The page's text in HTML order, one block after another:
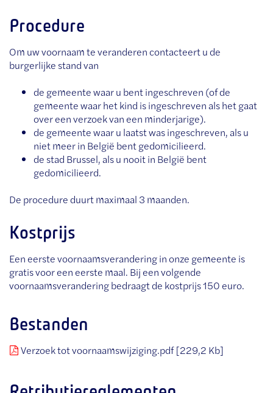
Procedure
Om uw voornaam te veranderen contacteert u de
burgerlijke stand van
de gemeente waar u bent ingeschreven (of de
gemeente waar het kind is ingeschreven als het gaat
over een verzoek van een minderjarige).
de gemeente waar u laatst was ingeschreven, als u
niet meer in België bent gedomicilieerd.
de stad Brussel, als u nooit in België bent
gedomicilieerd.
De procedure duurt maximaal 3 maanden.
Kostprijs
Een eerste voornaamsverandering in onze gemeente is
gratis voor een eerste maal. Bij een volgende
voornaamsverandering bedraagt de kostprijs 150 euro.
Bestanden
Verzoek tot voornaamswijziging.pdf 229,2 Kb